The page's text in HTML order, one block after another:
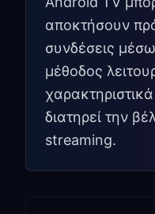
αποκτήσουν
συνδέσεις
μέθοδος
διατηρεί την
streaming.